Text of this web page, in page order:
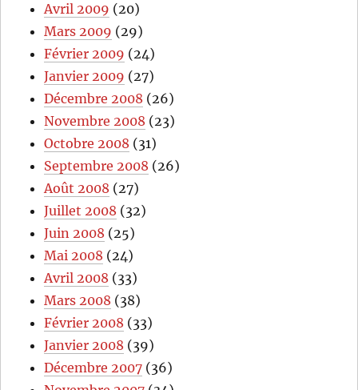
Avril 2009 (20)
Mars 2009 (29)
Février 2009 (24)
Janvier 2009 (27)
Décembre 2008 (26)
Novembre 2008 (23)
Octobre 2008 (31)
Septembre 2008 (26)
Août 2008 (27)
Juillet 2008 (32)
Juin 2008 (25)
Mai 2008 (24)
Avril 2008 (33)
Mars 2008 (38)
Février 2008 (33)
Janvier 2008 (39)
Décembre 2007 (36)